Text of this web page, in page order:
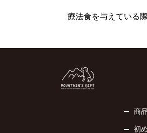
療法食を与えている
商
初